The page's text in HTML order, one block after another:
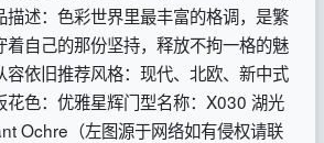
描述：色彩世界里最丰富的格调，是繁
着自己的那份坚持，释放不拘一格的魅
容依旧推荐风格：现代、北欧、新中式
花色：优雅星辉门型名称：X030 湖光
Ochre（左图源于网络如有侵权请联